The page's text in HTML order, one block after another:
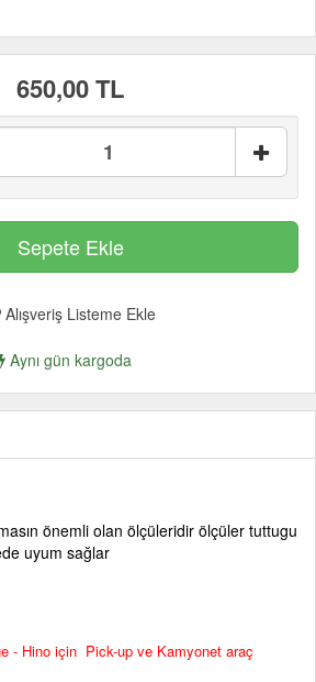
650,00 TL
Alışveriş Listeme Ekle
Aynı gün kargoda
önemli olan ölçüleridir ölçüler tuttugu
uyum sağlar
- Hino için Pick-up ve Kamyonet araç